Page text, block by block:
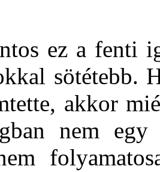
ez a fenti
sötétebb.
akkor
nem